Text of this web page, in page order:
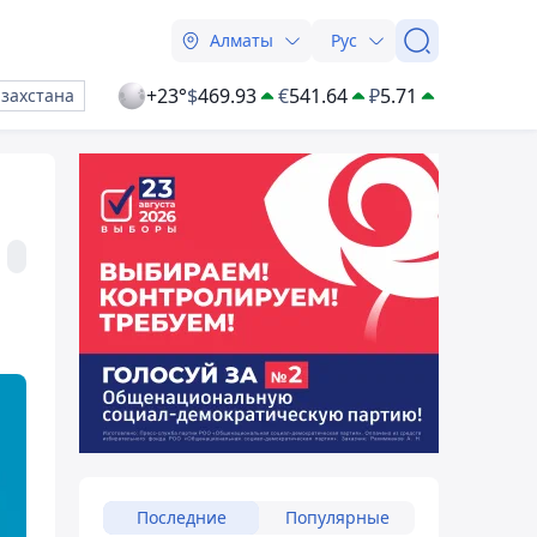
Алматы Рус
+23°$469.93 €541.64 ₽5.71
Последние Популярные